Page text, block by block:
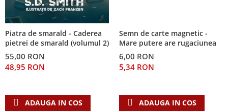
Piatra de smarald - Caderea
pietrei de smarald (volumul 2)
55,00 RON
48,95 RON
ADAUGA IN COS
Semn de carte magnetic -
Mare putere are rugaciunea
6,00 RON
5,34 RON
ADAUGA IN COS